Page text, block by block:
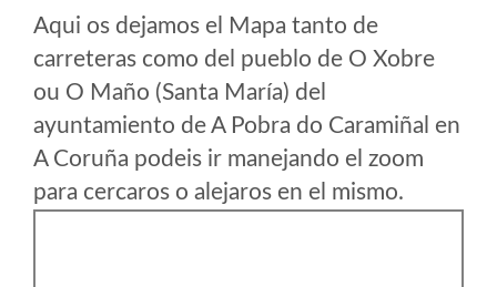
Aqui os dejamos el Mapa tanto de
carreteras como del pueblo de O Xobre
ou O Maño (Santa María) del
ayuntamiento de A Pobra do Caramiñal en
A Coruña podeis ir manejando el zoom
para cercaros o alejaros en el mismo.